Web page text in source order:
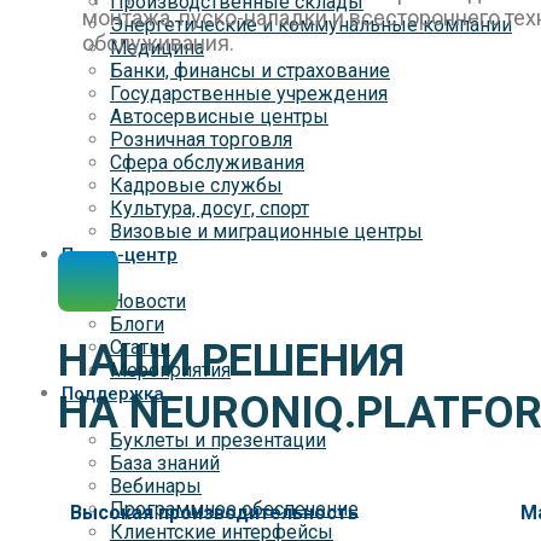
Энергетические и коммунальные компании
Медицина
Банки, финансы и страхование
Государственные учреждения
Автосервисные центры
Розничная торговля
Сфера обслуживания
Кадровые службы
Культура, досуг, спорт
Визовые и миграционные центры
Пресс-центр
Новости
Блоги
Статьи
Мероприятия
Поддержка
Буклеты и презентации
База знаний
Вебинары
Программное обеспечение
Клиентские интерфейсы
монтажа, пуско-наладки и всестороннего
обслуживания.
НАШИ РЕШЕНИЯ
НА
Высокая производительность